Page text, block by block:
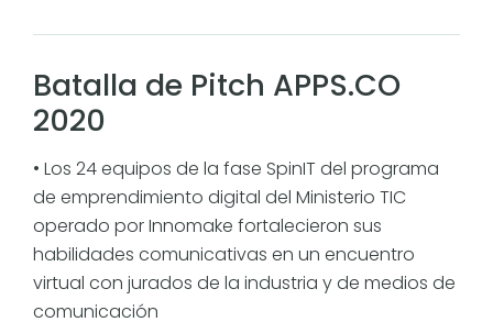
Batalla de Pitch APPS.CO
2020
• Los 24 equipos de la fase SpinIT del programa
de emprendimiento digital del Ministerio TIC
operado por Innomake fortalecieron sus
habilidades comunicativas en un encuentro
virtual con jurados de la industria y de medios de
comunicación